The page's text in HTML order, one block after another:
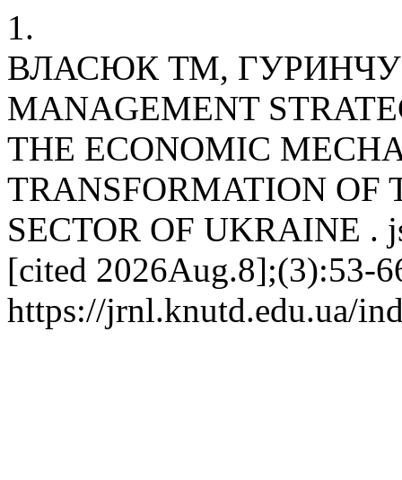
1.
ВЛАСЮК ТМ, ГУРИНЧУК
MANAGEMENT
THE ECONOMIC
TRANSFORMATION OF
SECTOR OF UKRAINE .
[cited 2026Aug.8];(3):53-
https://jrnl.knutd.edu.ua/